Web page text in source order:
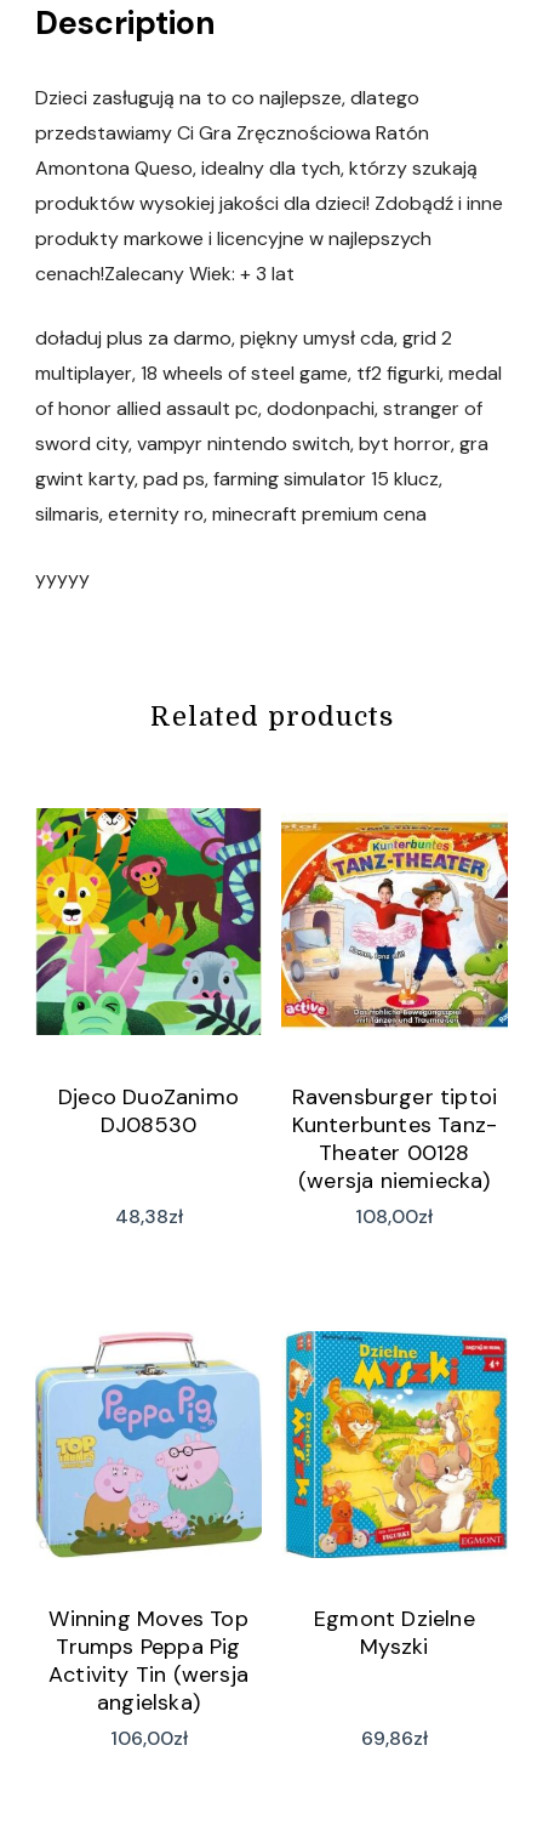
Description
Dzieci zasługują na to co najlepsze, dlatego
przedstawiamy Ci Gra Zręcznościowa Ratón
Amontona Queso, idealny dla tych, którzy szukają
produktów wysokiej jakości dla dzieci! Zdobądź i inne
produkty markowe i licencyjne w najlepszych
cenach!Zalecany Wiek: + 3 lat
doładuj plus za darmo, piękny umysł cda, grid 2
multiplayer, 18 wheels of steel game, tf2 figurki, medal
of honor allied assault pc, dodonpachi, stranger of
sword city, vampyr nintendo switch, byt horror, gra
gwint karty, pad ps, farming simulator 15 klucz,
silmaris, eternity ro, minecraft premium cena
yyyyy
Related products
Djeco DuoZanimo
DJ08530
48,38zł
Ravensburger tiptoi
Kunterbuntes Tanz-
Theater 00128
(wersja niemiecka)
108,00zł
Winning Moves Top
Trumps Peppa Pig
Activity Tin (wersja
angielska)
106,00zł
Egmont Dzielne
Myszki
69,86zł